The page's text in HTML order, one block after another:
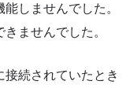
しませんでした。
ませんでした。
続されていたとき